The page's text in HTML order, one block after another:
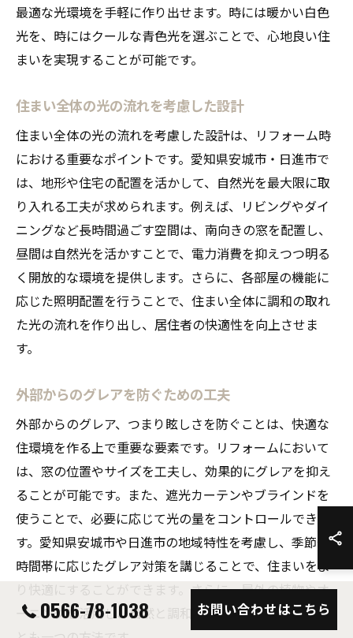
最適な光環境を手軽に作り出せます。時には暖かい白色
光を、時にはクールな青色光を選ぶことで、心地良い住
まいを実現することが可能です。
住まい全体の光の流れを考慮した設計
住まい全体の光の流れを考慮した設計は、リフォーム時
における重要なポイントです。愛知県安城市・日進市で
は、地形や住宅の配置を活かして、自然光を最大限に取
り入れる工夫が求められます。例えば、リビングやダイ
ニングなど長時間過ごす空間は、南向きの窓を配置し、
昼間は自然光を活かすことで、電力消費を抑えつつ明る
く開放的な環境を提供します。さらに、各部屋の機能に
応じた照明配置を行うことで、住まい全体に調和の取れ
た光の流れを作り出し、居住者の快適性を向上させま
す。
外部からのグレアを防ぐための工夫
外部からのグレア、つまり眩しさを防ぐことは、快適な
住環境を作る上で重要な要素です。リフォームにおいて
は、窓の位置やサイズを工夫し、効果的にグレアを抑え
ることが可能です。また、遮光カーテンやブラインドを
使うことで、必要に応じて光の量をコントロールできま
す。愛知県安城市や日進市の地域特性を考慮し、季節や
時間帯に応じたグレア対策を講じることで、住まいをよ
り快適にすることができます。さらに、屋外の植物やオ
ーニングを活用し、自然と調和した光環境を作り出すこ
0566-78-1038 お問い合わせはこちら